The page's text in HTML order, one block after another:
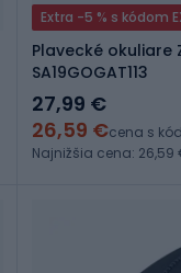
Extra -5 % s kódom
Plavecké okuliare
SA19GOGAT113
27,99 €
26,59 €cena s
Najnižšia cena: 26,59